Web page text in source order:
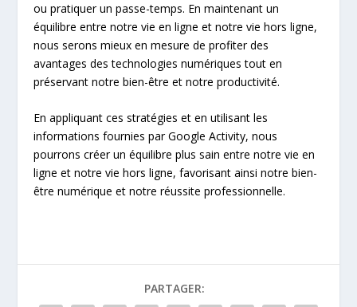
ou pratiquer un passe-temps. En maintenant un
équilibre entre notre vie en ligne et notre vie hors ligne,
nous serons mieux en mesure de profiter des
avantages des technologies numériques tout en
préservant notre bien-être et notre productivité.
En appliquant ces stratégies et en utilisant les
informations fournies par Google Activity, nous
pourrons créer un équilibre plus sain entre notre vie en
ligne et notre vie hors ligne, favorisant ainsi notre bien-
être numérique et notre réussite professionnelle.
PARTAGER: